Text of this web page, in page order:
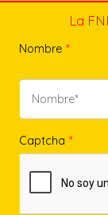
La
Nombre *
Captcha *